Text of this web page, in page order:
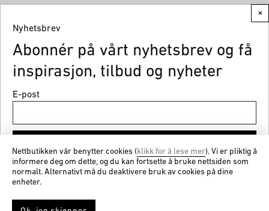
© CEMO 2026
×
Nyhetsbrev
Abonnér på vårt nyhetsbrev og få
inspirasjon, tilbud og nyheter
E-post
Få nyheter og gode tilbud fra cemo.no
Nettbutikken vår benytter cookies (klikk for å lese mer). Vi er pliktig å
informere deg om dette, og du kan fortsette å bruke nettsiden som
normalt. Alternativt må du deaktivere bruk av cookies på dine
enheter.